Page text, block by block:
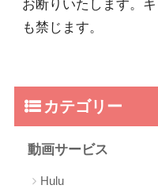
お断りいたします。
も禁じます。
カテゴリー
動画サービス
Hulu